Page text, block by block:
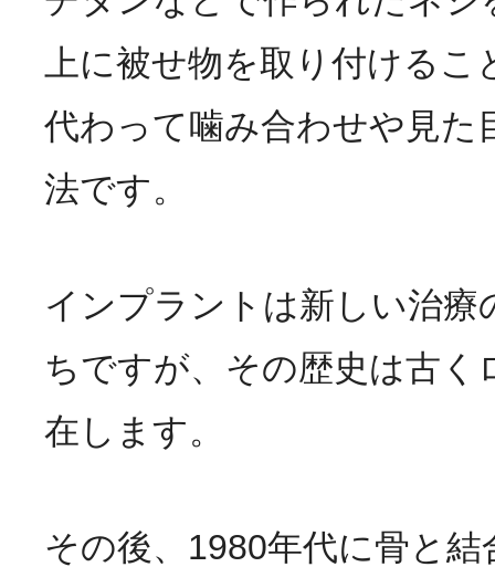
上に被せ物を取り付ける
代わって噛み合わせや見た
法です。
インプラントは新しい治療
ちですが、その歴史は古く
在します。
その後、1980年代に骨と